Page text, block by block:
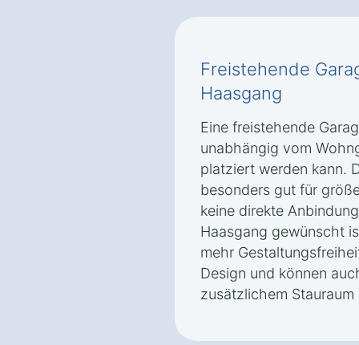
Freistehende
Haasgang
Eine freistehende
unabhängig vom
platziert werden kann.
besonders gut für
keine direkte
Haasgang gewünscht
mehr
Design und können
zusätzlichem